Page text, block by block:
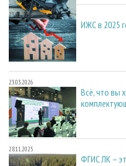
23.03.2026
ИЖС в 2025
23.03.2026
Всё, что вы
28.11.2025
ФГИС ЛК –